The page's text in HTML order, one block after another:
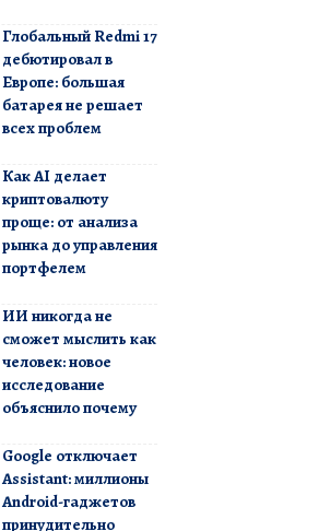
Глобальный Redmi 17
дебютировал в
Европе: большая
батарея не решает
всех проблем
Как AI делает
криптовалюту
проще: от анализа
рынка до управления
портфелем
ИИ никогда не
сможет мыслить как
человек: новое
исследование
объяснило почему
Google отключает
Assistant: миллионы
Android-гаджетов
принудительно